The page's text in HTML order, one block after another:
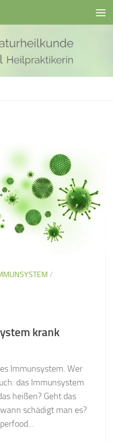
/
krank
Immunsystem. Wer
das Immunsystem
heißen? Geht das
schädigt man es?